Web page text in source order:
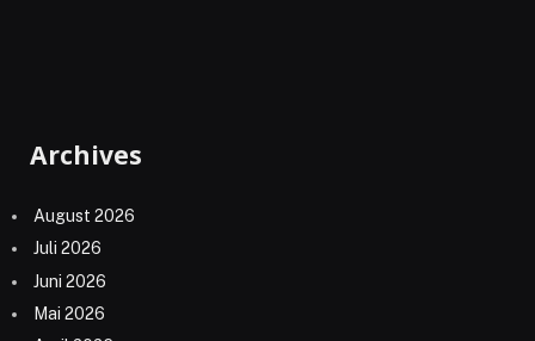
Archives
August 2026
Juli 2026
Juni 2026
Mai 2026